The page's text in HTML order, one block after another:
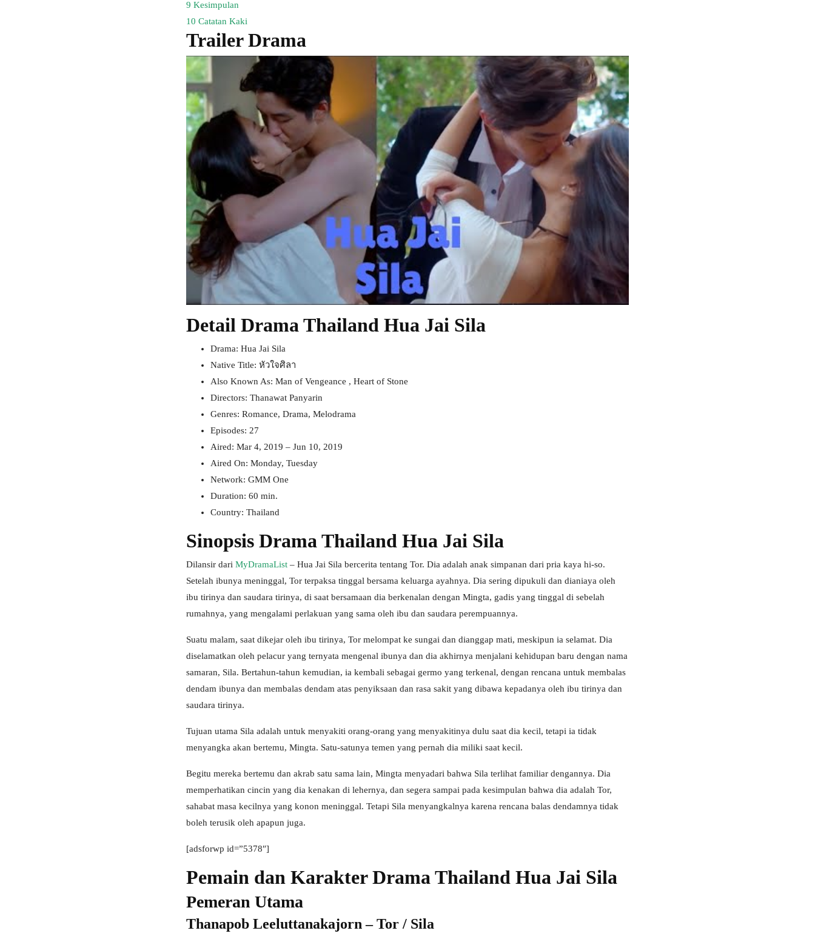
9 Kesimpulan
10 Catatan Kaki
Trailer Drama
Detail Drama Thailand Hua Jai Sila
Drama: Hua Jai Sila
Native Title: หัวใจศิลา
Also Known As: Man of Vengeance , Heart of Stone
Directors: Thanawat Panyarin
Genres: Romance, Drama, Melodrama
Episodes: 27
Aired: Mar 4, 2019 – Jun 10, 2019
Aired On: Monday, Tuesday
Network: GMM One
Duration: 60 min.
Country: Thailand
Sinopsis Drama Thailand Hua Jai Sila
Dilansir dari MyDramaList – Hua Jai Sila bercerita tentang Tor. Dia adalah anak simpanan dari pria kaya hi-so.
Setelah ibunya meninggal, Tor terpaksa tinggal bersama keluarga ayahnya. Dia sering dipukuli dan dianiaya oleh
ibu tirinya dan saudara tirinya, di saat bersamaan dia berkenalan dengan Mingta, gadis yang tinggal di sebelah
rumahnya, yang mengalami perlakuan yang sama oleh ibu dan saudara perempuannya.
Suatu malam, saat dikejar oleh ibu tirinya, Tor melompat ke sungai dan dianggap mati, meskipun ia selamat. Dia
diselamatkan oleh pelacur yang ternyata mengenal ibunya dan dia akhirnya menjalani kehidupan baru dengan nama
samaran, Sila. Bertahun-tahun kemudian, ia kembali sebagai germo yang terkenal, dengan rencana untuk membalas
dendam ibunya dan membalas dendam atas penyiksaan dan rasa sakit yang dibawa kepadanya oleh ibu tirinya dan
saudara tirinya.
Tujuan utama Sila adalah untuk menyakiti orang-orang yang menyakitinya dulu saat dia kecil, tetapi ia tidak
menyangka akan bertemu, Mingta. Satu-satunya temen yang pernah dia miliki saat kecil.
Begitu mereka bertemu dan akrab satu sama lain, Mingta menyadari bahwa Sila terlihat familiar dengannya. Dia
memperhatikan cincin yang dia kenakan di lehernya, dan segera sampai pada kesimpulan bahwa dia adalah Tor,
sahabat masa kecilnya yang konon meninggal. Tetapi Sila menyangkalnya karena rencana balas dendamnya tidak
boleh terusik oleh apapun juga.
[adsforwp id=”5378″]
Pemain dan Karakter Drama Thailand Hua Jai Sila
Pemeran Utama
Thanapob Leeluttanakajorn – Tor / Sila